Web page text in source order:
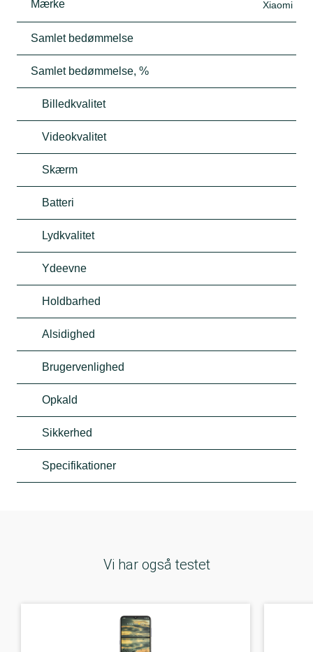
Mærke Xiaomi
Samlet bedømmelse
Samlet bedømmelse, %
Billedkvalitet
Videokvalitet
Skærm
Batteri
Lydkvalitet
Ydeevne
Holdbarhed
Alsidighed
Brugervenlighed
Opkald
Sikkerhed
Specifikationer
Vi har også testet